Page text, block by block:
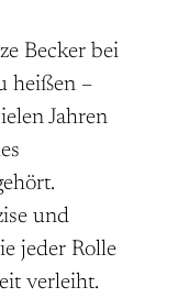
Becker bei
heißen –
Jahren
und
jeder Rolle
verleiht.